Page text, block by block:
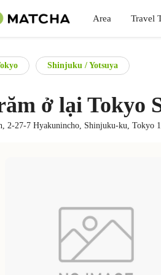
Area Travel
Shinjuku / Yotsuya
ở lại Tokyo
2-27-7 Hyakunincho, Shinjuku-ku, Tokyo